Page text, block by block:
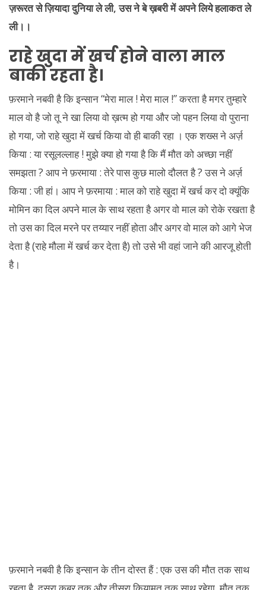
ज़रूरत से ज़ियादा दुनिया ले ली, उस ने बे ख़बरी में अपने लिये हलाकत ले
ली।।
राहे खुदा में खर्च होने वाला माल
बाकी रहता है।
फ़रमाने नबवी है कि इन्सान “मेरा माल ! मेरा माल !” करता है मगर तुम्हारे
माल वो है जो तू ने खा लिया वो ख़त्म हो गया और जो पहन लिया वो पुराना
हो गया, जो राहे खुदा में खर्च किया वो ही बाकी रहा । एक शख्स ने अर्ज़
किया : या रसूलल्लाह ! मुझे क्या हो गया है कि मैं मौत को अच्छा नहीं
समझता ? आप ने फ़रमाया : तेरे पास कुछ मालो दौलत है ? उस ने अर्ज़
किया : जी हां। आप ने फ़रमाया : माल को राहे खुदा में खर्च कर दो क्यूंकि
मोमिन का दिल अपने माल के साथ रहता है अगर वो माल को रोके रखता है
तो उस का दिल मरने पर तय्यार नहीं होता और अगर वो माल को आगे भेज
देता है (राहे मौला में खर्च कर देता है) तो उसे भी वहां जाने की आरजू होती
है।
फ़रमाने नबवी है कि इन्सान के तीन दोस्त हैं : एक उस की मौत तक साथ